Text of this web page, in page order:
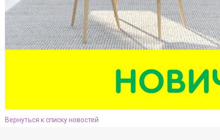
Вернуться к списку новостей